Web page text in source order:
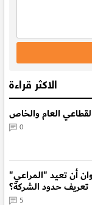
الاكثر قراءة
العام والخاص
0
أن تعيد "المراعي"
تعريف حدود الشركة؟
5